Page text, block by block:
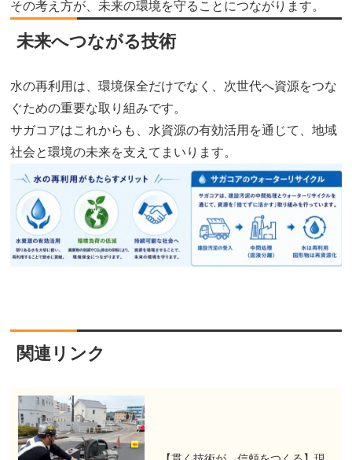
その考え方が、未来の環境を守ることにつながります。
未来へつながる技術
水の再利用は、環境保全だけでなく、次世代へ資源をつな
ぐための重要な取り組みです。
サガコアはこれからも、水資源の有効活用を通じて、地域
社会と環境の未来を支えてまいります。
関連リンク